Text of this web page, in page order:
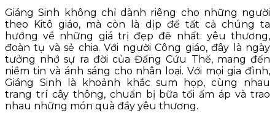
Giáng Sinh không chỉ dành riêng cho những người
theo Kitô giáo, mà còn là dịp để tất cả chúng ta
hướng về những giá trị đẹp đẽ nhất: yêu thương,
đoàn tụ và sẻ chia. Với người Công giáo, đây là ngày
tưởng nhớ sự ra đời của Đấng Cứu Thế, mang đến
niềm tin và ánh sáng cho nhân loại. Với mọi gia đình,
Giáng Sinh là khoảnh khắc sum họp, cùng nhau
trang trí cây thông, chuẩn bị bữa tối ấm áp và trao
nhau những món quà đầy yêu thương.